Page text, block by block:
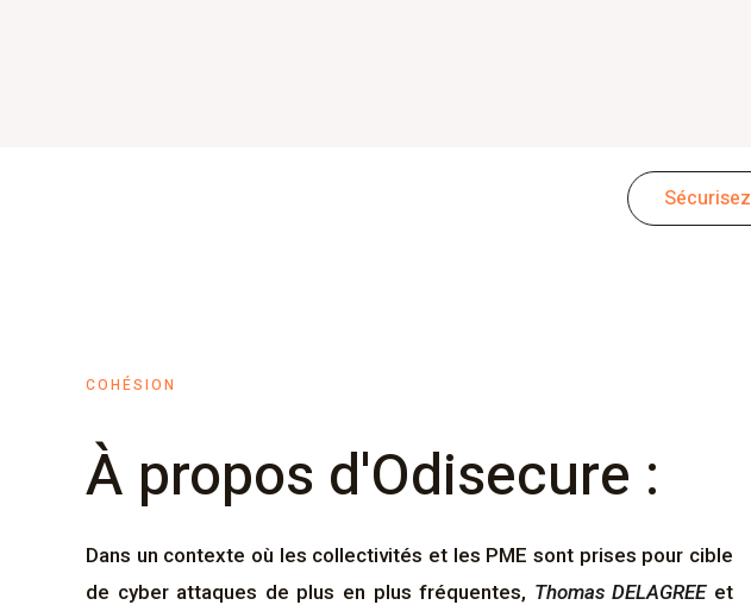
Sécurisez
COHÉSION
À propos d'Odisecure :
Dans un contexte où les collectivités et les PME sont prises pour cible
de cyber attaques de plus en plus fréquentes, Thomas DELAGREEet